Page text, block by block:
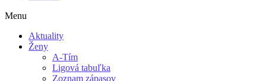
Menu
Aktuality
Ženy
A-Tím
Ligová tabuľka
Zoznam zápasov